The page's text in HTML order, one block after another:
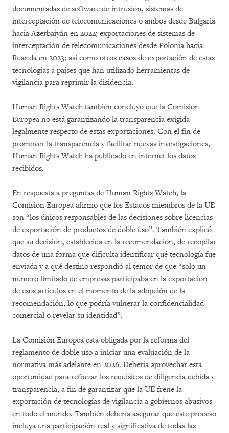
documentadas de software de intrusión, sistemas de
interceptación de telecomunicaciones o ambos desde Bulgaria
hacia Azerbaiyán en 2022; exportaciones de sistemas de
interceptación de telecomunicaciones desde Polonia hacia
Ruanda en 2023; así como otros casos de exportación de estas
tecnologías a países que han utilizado herramientas de
vigilancia para reprimir la disidencia.
Human Rights Watch también concluyó que la Comisión
Europea no está garantizando la transparencia exigida
legalmente respecto de estas exportaciones. Con el fin de
promover la transparencia y facilitar nuevas investigaciones,
Human Rights Watch ha publicado en internet los datos
recibidos.
En respuesta a preguntas de Human Rights Watch, la
Comisión Europea afirmó que los Estados miembros de la UE
son “los únicos responsables de las decisiones sobre licencias
de exportación de productos de doble uso”. También explicó
que su decisión, establecida en la recomendación, de recopilar
datos de una forma que dificulta identificar qué tecnología fue
enviada y a qué destino respondió al temor de que “solo un
número limitado de empresas participaba en la exportación
de esos artículos en el momento de la adopción de la
recomendación, lo que podría vulnerar la confidencialidad
comercial o revelar su identidad”.
La Comisión Europea está obligada por la reforma del
reglamento de doble uso a iniciar una evaluación de la
normativa más adelante en 2026. Debería aprovechar esta
oportunidad para reforzar los requisitos de diligencia debida y
transparencia, a fin de garantizar que la UE frene la
exportación de tecnologías de vigilancia a gobiernos abusivos
en todo el mundo. También debería asegurar que este proceso
incluya una participación real y significativa de todas las